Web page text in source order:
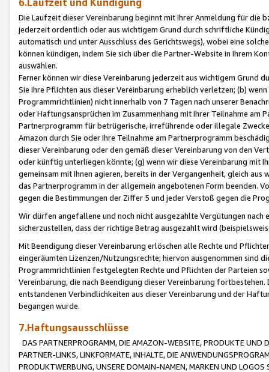
Die Laufzeit dieser Vereinbarung beginnt mit Ihrer Anmeldung für die
jederzeit ordentlich oder aus wichtigem Grund durch schriftliche
automatisch und unter Ausschluss des Gerichtswegs), wobei eine
können kündigen, indem Sie sich über die Partner-Website in Ihrem
auswählen.
Ferner können wir diese Vereinbarung jederzeit aus wichtigem Grund
Sie Ihre Pflichten aus dieser Vereinbarung erheblich verletzen; (b)
Programmrichtlinien) nicht innerhalb von 7 Tagen nach unserer
oder Haftungsansprüchen im Zusammenhang mit Ihrer Teilnahme am
Partnerprogramm für betrügerische, irreführende oder illegale
Amazon durch Sie oder Ihre Teilnahme am Partnerprogramm
dieser Vereinbarung oder den gemäß dieser Vereinbarung von den
oder künftig unterliegen könnte; (g) wenn wir diese Vereinbarung mit
gemeinsam mit Ihnen agieren, bereits in der Vergangenheit, gleich
das Partnerprogramm in der allgemein angebotenen Form beenden.
gegen die Bestimmungen der Ziffer 5 und jeder Verstoß gegen die
Wir dürfen angefallene und noch nicht ausgezahlte Vergütungen
sicherzustellen, dass der richtige Betrag ausgezahlt wird
Mit Beendigung dieser Vereinbarung erlöschen alle Rechte und
eingeräumten Lizenzen/Nutzungsrechte; hiervon ausgenommen sind
Programmrichtlinien festgelegten Rechte und Pflichten der Parteien
Vereinbarung, die nach Beendigung dieser Vereinbarung
entstandenen Verbindlichkeiten aus dieser Vereinbarung und der
begangen wurde.
7.Haftungsausschlüsse
DAS PARTNERPROGRAMM, DIE AMAZON-WEBSITE, PRODUKTE UND
PARTNER-LINKS, LINKFORMATE, INHALTE, DIE
PRODUKTWERBUNG, UNSERE DOMAIN-NAMEN, MARKEN UND